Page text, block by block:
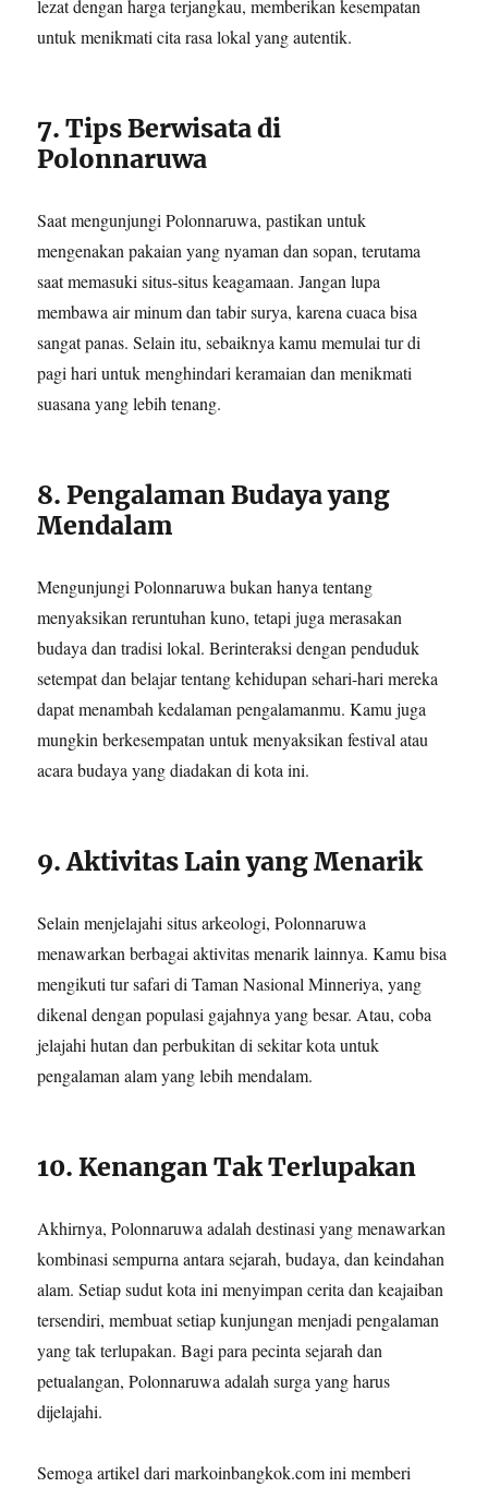
lezat dengan harga terjangkau, memberikan kesempatan
untuk menikmati cita rasa lokal yang autentik.
7. Tips Berwisata di
Polonnaruwa
Saat mengunjungi Polonnaruwa, pastikan untuk
mengenakan pakaian yang nyaman dan sopan, terutama
saat memasuki situs-situs keagamaan. Jangan lupa
membawa air minum dan tabir surya, karena cuaca bisa
sangat panas. Selain itu, sebaiknya kamu memulai tur di
pagi hari untuk menghindari keramaian dan menikmati
suasana yang lebih tenang.
8. Pengalaman Budaya yang
Mendalam
Mengunjungi Polonnaruwa bukan hanya tentang
menyaksikan reruntuhan kuno, tetapi juga merasakan
budaya dan tradisi lokal. Berinteraksi dengan penduduk
setempat dan belajar tentang kehidupan sehari-hari mereka
dapat menambah kedalaman pengalamanmu. Kamu juga
mungkin berkesempatan untuk menyaksikan festival atau
acara budaya yang diadakan di kota ini.
9. Aktivitas Lain yang Menarik
Selain menjelajahi situs arkeologi, Polonnaruwa
menawarkan berbagai aktivitas menarik lainnya. Kamu bisa
mengikuti tur safari di Taman Nasional Minneriya, yang
dikenal dengan populasi gajahnya yang besar. Atau, coba
jelajahi hutan dan perbukitan di sekitar kota untuk
pengalaman alam yang lebih mendalam.
10. Kenangan Tak Terlupakan
Akhirnya, Polonnaruwa adalah destinasi yang menawarkan
kombinasi sempurna antara sejarah, budaya, dan keindahan
alam. Setiap sudut kota ini menyimpan cerita dan keajaiban
tersendiri, membuat setiap kunjungan menjadi pengalaman
yang tak terlupakan. Bagi para pecinta sejarah dan
petualangan, Polonnaruwa adalah surga yang harus
dijelajahi.
Semoga artikel dari markoinbangkok.com ini memberi